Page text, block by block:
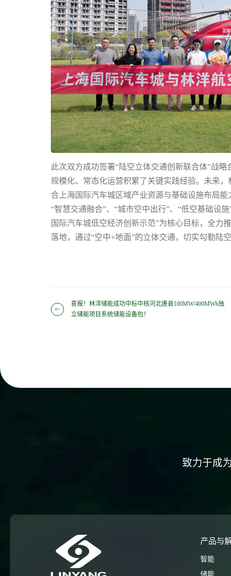
此次双方成功签署“陆空立体交通创新联合体”战
规模化、常态化运营积累了关键实践经验。未来
合上海国际汽车城区域产业资源与基础设施布局能
“智慧交通融合”、“城市空中出行”、“低空基础设
国际汽车城低空经济创新示范”为核心目标，全力
落地，通过“空中+地面”的立体交通，切实勾勒陆
喜报！林洋储能成功中标中核河北唐县100MW/400MWh独
立储能项目系统储能设备包！
致力于成
产品与
智能
储能